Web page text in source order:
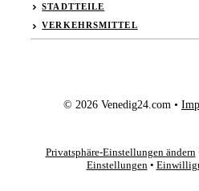
STADTTEILE
VERKEHRSMITTEL
© 2026 Venedig24.com •
Privatsphäre-Einstellungen ändern
Einstellungen •